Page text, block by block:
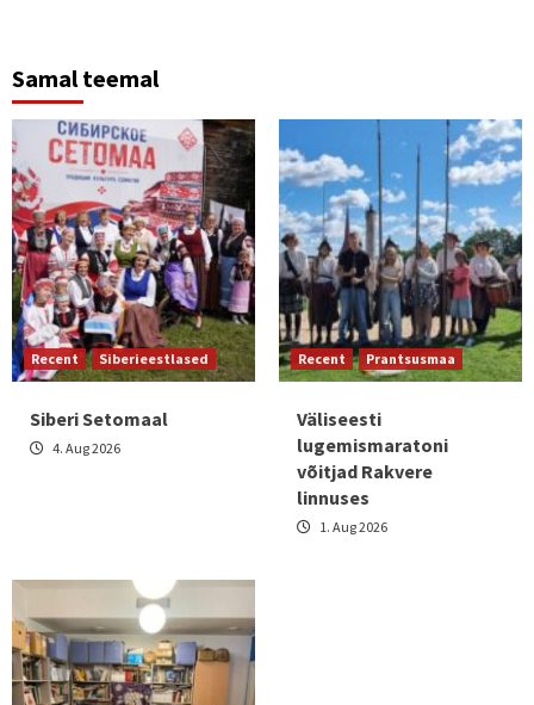
Samal teemal
Recent Siberieestlased
Siberi Setomaal
4. Aug 2026
Recent Prantsusmaa
Väliseesti
lugemismaratoni
võitjad Rakvere
linnuses
1. Aug 2026